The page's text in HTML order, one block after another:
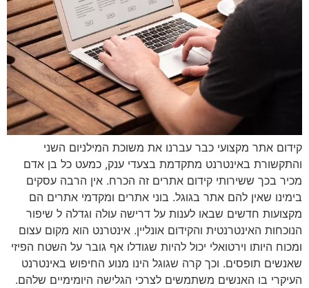
קידום אתר מקצועי כבר עברנו את משוכת המילניום השני
והתקשורת באינטרנט מתקדמת בצעדי ענק, כמעט כל בן אדם
מכיר בכך ששירותי קידום אתרים זה הכרח. אין הרבה עסקים
בימינו שאין להם אתר בגוגל. בוני אתרים ומקדמי אתרים הם
מקצועות חדשים שבאו לענות על דרישה עולה וגדלה ל שיפור
הנוכחות האינטרנטית והקידום אונליין. אינטרנט הוא מקום עצום
ומכוח היותו וירטואלי יכול להיות שגודלו אף גובר על השטח הפיזי
שאנשים תופסים. וכך קרה שגוגל הינו מנוע החיפוש באינטרנט
העיקרי בו האנשים משתמשים לצרכי הגלישה היומימיים שלהם.